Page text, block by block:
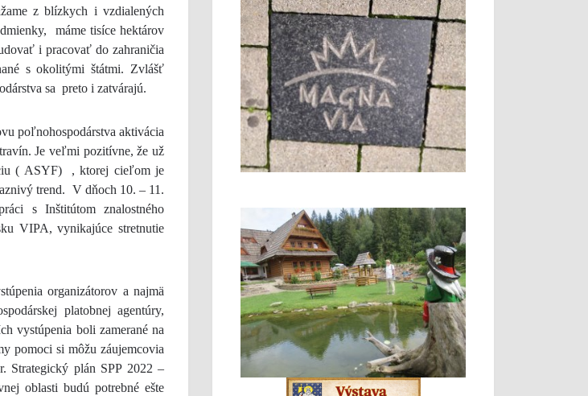
z blízkych i vzdialených
máme tisíce hektárov
i pracovať do zahraničia
s okolitými štátmi. Zvlášť
sa preto i zatvárajú.
poľnohospodárstva aktivácia
Je veľmi pozitívne, že už
( ASYF) , ktorej cieľom je
trend. V dňoch 10. – 11.
s Inštitútom znalostného
VIPA, vynikajúce stretnutie
organizátorov a najmä
platobnej agentúry,
vystúpenia boli zamerané na
pomoci si môžu záujemcovia
Strategický plán SPP 2022 –
oblasti budú potrebné ešte